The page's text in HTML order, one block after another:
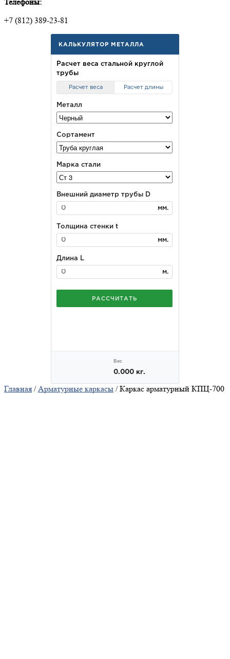
Телефоны:
+7 (812) 389-23-81
Главная /Арматурные каркасы / Каркас арматурный КПЦ-700